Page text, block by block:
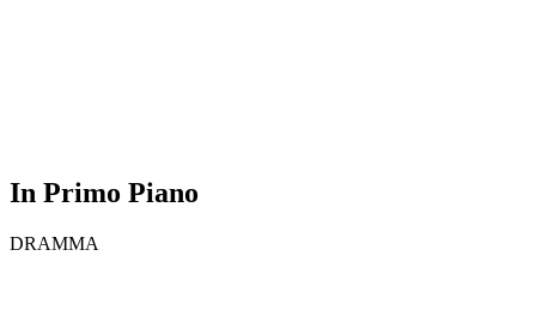
In Primo Piano
DRAMMA